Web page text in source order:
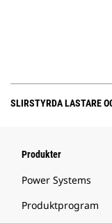
SLIRSTYRDA LASTARE
Produkter
Power Systems
Produktprogram